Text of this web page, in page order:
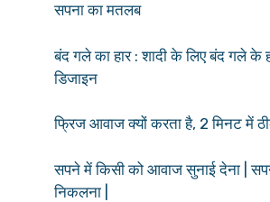
सपना का मतलब
बंद गले का हार : शादी के लिए बंद गले के
डिजाइन
फ्रिज आवाज क्यों करता है, 2 मिनट में
सपने में किसी को आवाज सुनाई देना |
निकलना |